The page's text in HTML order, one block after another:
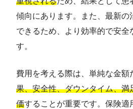
傾向にあります。また、最新の
できるため、より効率的で安全
す。
費用を考える際は、単純な金額
果、安全性、ダウンタイム、満
価することが重要です。保険適